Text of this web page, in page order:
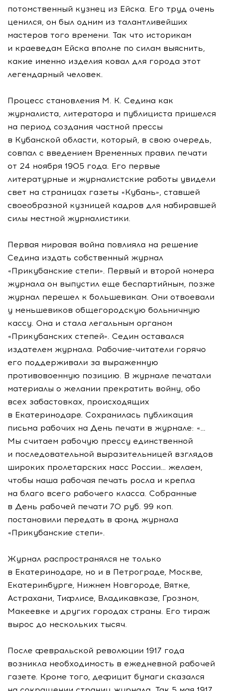
потомственный кузнец из Ейска. Его труд очень
ценился, он был одним из талантливейших
мастеров того времени. Так что историкам
и краеведам Ейска вполне по силам выяснить,
какие именно изделия ковал для города этот
легендарный человек.
Процесс становления М. К. Седина как
журналиста, литератора и публициста пришелся
на период создания частной прессы
в Кубанской области, который, в свою очередь,
совпал с введением Временных правил печати
от 24 ноября 1905 года. Его первые
литературные и журналистские работы увидели
свет на страницах газеты «Кубань», ставшей
своеобразной кузницей кадров для набиравшей
силы местной журналистики.
Первая мировая война повлияла на решение
Седина издать собственный журнал
«Прикубанские степи». Первый и второй номера
журнала он выпустил еще беспартийным, позже
журнал перешел к большевикам. Они отвоевали
у меньшевиков общегородскую больничную
кассу. Она и стала легальным органом
«Прикубанских степей». Седин оставался
издателем журнала. Рабочие-читатели горячо
его поддерживали за выраженную
противовоенную позицию. В журнале печатали
материалы о желании прекратить войну, обо
всех забастовках, происходящих
в Екатеринодаре. Сохранилась публикация
письма рабочих на День печати в журнале: «…
Мы считаем рабочую прессу единственной
и последовательной выразительницей взглядов
широких пролетарских масс России… желаем,
чтобы наша рабочая печать росла и крепла
на благо всего рабочего класса. Собранные
в День рабочей печати 70 руб. 99 коп.
постановили передать в фонд журнала
«Прикубанские степи».
Журнал распространялся не только
в Екатеринодаре, но и в Петрограде, Москве,
Екатеринбурге, Нижнем Новгороде, Вятке,
Астрахани, Тифлисе, Владикавказе, Грозном,
Макеевке и других городах страны. Его тираж
вырос до нескольких тысяч.
После февральской революции 1917 года
возникла необходимость в ежедневной рабочей
газете. Кроме того, дефицит бумаги сказался